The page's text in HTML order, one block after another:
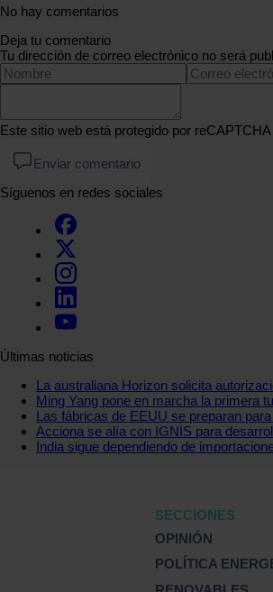
No hay comentarios
Deja tu comentario
Tu dirección de correo electrónico no será
Este sitio web está protegido por reCAPTCHA
Enviar comentario
Síguenos en redes sociales
Últimas noticias
La australiana Horizon solicita
Ming Yang pone en marcha la primera
Las fábricas de EEUU se preparan
Acciona se alía con IGNIS para
India sigue dependiendo de
SECCIONES
OPINIÓN
POLÍTICA